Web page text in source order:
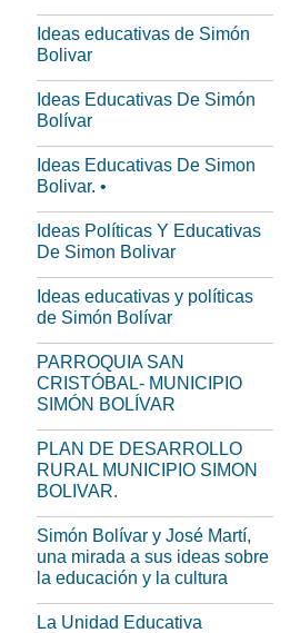
Ideas educativas de Simón
Bolivar
Ideas Educativas De Simón
Bolívar
Ideas Educativas De Simon
Bolivar. •
Ideas Políticas Y Educativas
De Simon Bolivar
Ideas educativas y políticas
de Simón Bolívar
PARROQUIA SAN
CRISTÓBAL- MUNICIPIO
SIMÓN BOLÍVAR
PLAN DE DESARROLLO
RURAL MUNICIPIO SIMON
BOLIVAR.
Simón Bolívar y José Martí,
una mirada a sus ideas sobre
la educación y la cultura
La Unidad Educativa